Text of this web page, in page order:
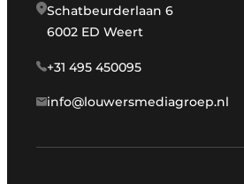
Schatbeurderlaan 6
6002 ED Weert
+31 495 450095
info@louwersmediagroep.nl